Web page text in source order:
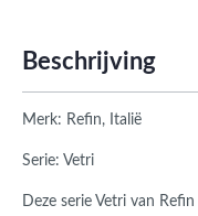
Beschrijving
Merk: Refin, Italië
Serie: Vetri
Deze serie Vetri van